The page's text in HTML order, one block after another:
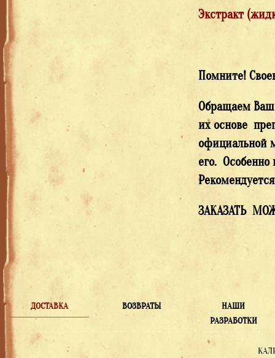
Экстракт
Помните!
Обращаем
их основе
официальной
его.
ЗАКАЗАТЬ
ДОСТАВКА ВОЗВРАТЫ
НАШИ
РАЗРАБОТКИ